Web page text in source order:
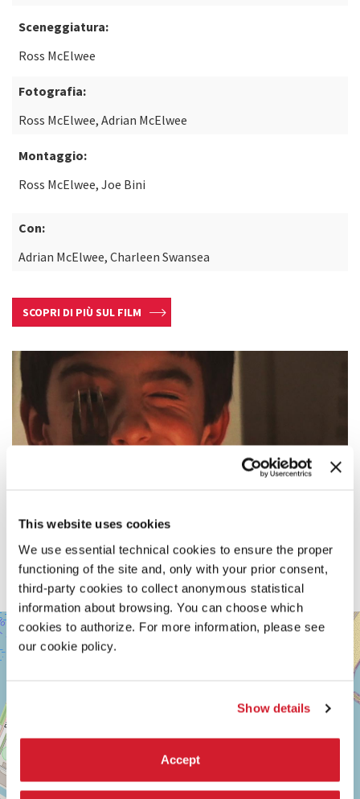
This website uses cookies
We use essential technical cookies to ensure the proper
functioning of the site and, only with your prior consent,
third-party cookies to collect anonymous statistical
information about browsing. You can choose which
cookies to authorize. For more information, please see
our cookie policy.
Show details
Accept
Sceneggiatura:
Ross McElwee
Fotografia:
Ross McElwee, Adrian McElwee
Montaggio:
Ross McElwee, Joe Bini
Con:
Adrian McElwee, Charleen Swansea
SCOPRI DI PIÙ SUL FILM
SALA
DARSENA
LUNGOMARE
LIDO
DI
VENEZIA
TEL.
0415218711
info@labiennale.org